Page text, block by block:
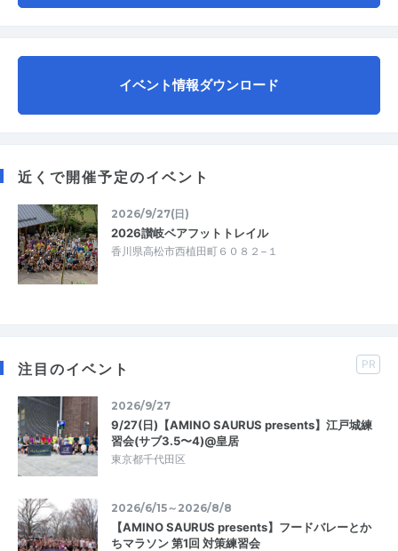
イベント情報ダウンロード
近くで開催予定のイベント
2026/9/27(日)
2026讃岐ベアフットトレイル
香川県高松市西植田町６０８２−１
注目のイベント PR
2026/9/27
9/27(日)【AMINO SAURUS presents】江戸城練
習会(サブ3.5〜4)@皇居
東京都千代田区
2026/6/15～2026/8/8
【AMINO SAURUS presents】フードバレーとか
ちマラソン 第1回 対策練習会